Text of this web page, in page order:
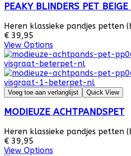
PEAKY BLINDERS PET
Heren klassieke pandjes petten
€ 39,95
View Options
Voeg toe aan verlanglijst Quick View
MODIEUZE ACHTPANDSPET
Heren klassieke pandjes petten
€ 39,95
View Options